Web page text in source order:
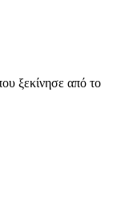
ξεκίνησε από το